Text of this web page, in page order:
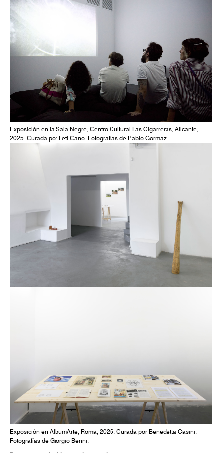
Exposición en la Sala Negre, Centro Cultural Las Cigarreras, Alicante,
2025. Curada por Leti Cano. Fotografías de Pablo Gormaz.
Exposición en AlbumArte, Roma, 2025. Curada por Benedetta Casini.
Fotografías de Giorgio Benni.